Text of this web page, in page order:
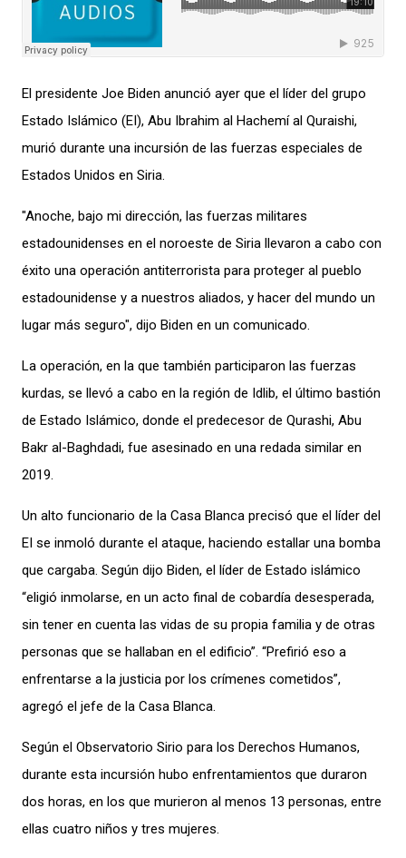
El presidente Joe Biden anunció ayer que el líder del grupo
Estado Islámico (EI), Abu Ibrahim al Hachemí al Quraishi,
murió durante una incursión de las fuerzas especiales de
Estados Unidos en Siria.
"Anoche, bajo mi dirección, las fuerzas militares
estadounidenses en el noroeste de Siria llevaron a cabo con
éxito una operación antiterrorista para proteger al pueblo
estadounidense y a nuestros aliados, y hacer del mundo un
lugar más seguro", dijo Biden en un comunicado.
La operación, en la que también participaron las fuerzas
kurdas, se llevó a cabo en la región de Idlib, el último bastión
de Estado Islámico, donde el predecesor de Qurashi, Abu
Bakr al-Baghdadi, fue asesinado en una redada similar en
2019.
Un alto funcionario de la Casa Blanca precisó que el líder del
EI se inmoló durante el ataque, haciendo estallar una bomba
que cargaba. Según dijo Biden, el líder de Estado islámico
“eligió inmolarse, en un acto final de cobardía desesperada,
sin tener en cuenta las vidas de su propia familia y de otras
personas que se hallaban en el edificio”. “Prefirió eso a
enfrentarse a la justicia por los crímenes cometidos”,
agregó el jefe de la Casa Blanca.
Según el Observatorio Sirio para los Derechos Humanos,
durante esta incursión hubo enfrentamientos que duraron
dos horas, en los que murieron al menos 13 personas, entre
ellas cuatro niños y tres mujeres.